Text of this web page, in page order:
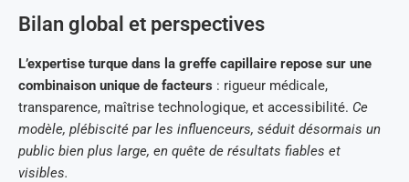
Bilan global et perspectives
L’expertise turque dans la greffe capillaire repose sur une
combinaison unique de facteurs : rigueur médicale,
transparence, maîtrise technologique, et accessibilité. Ce
modèle, plébiscité par les influenceurs, séduit désormais un
public bien plus large, en quête de résultats fiables et
visibles.